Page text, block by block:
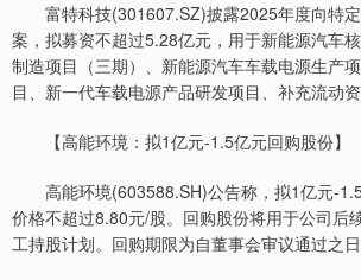
富特科技(301607.SZ)披露2025年度向特定
案，拟募资不超过5.28亿元，用于新能源汽车
制造项目（三期）、新能源汽车车载电源生产
目、新一代车载电源产品研发项目、补充流动资
【高能环境：拟1亿元-1.5亿元回购股份】
高能环境(603588.SH)公告称，拟1亿元-
价格不超过8.80元/股。回购股份将用于公司后
工持股计划。回购期限为自董事会审议通过之日